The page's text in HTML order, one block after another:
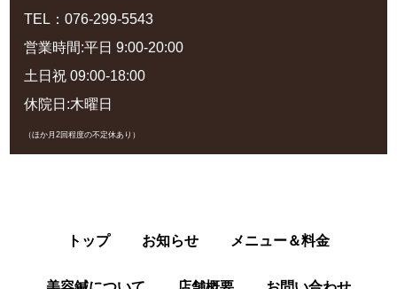
TEL：076-299-5543
営業時間:平日 9:00-20:00
土日祝 09:00-18:00
休院日:木曜日
（ほか月2回程度の不定休あり）
トップ お知らせ メニュー＆料金